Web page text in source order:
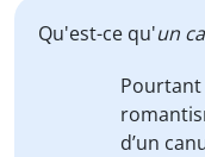
Qu'est-ce qu'un
Pourtant
d’un